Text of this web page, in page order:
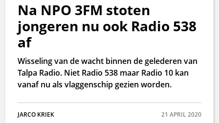
Na NPO 3FM stoten
jongeren nu ook Radio 538
af
Wisseling van de wacht binnen de gelederen van
Talpa Radio. Niet Radio 538 maar Radio 10 kan
vanaf nu als vlaggenschip gezien worden.
JARCO KRIEK
21 APRIL 2020